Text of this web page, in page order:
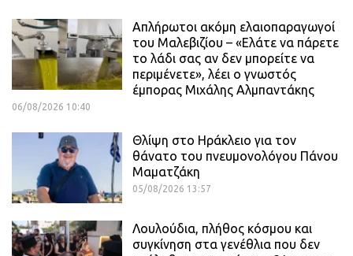
Απλήρωτοι ακόμη ελαιοπαραγωγοί
του Μαλεβιζίου – «Ελάτε να πάρετε
το λάδι σας αν δεν μπορείτε να
περιμένετε», λέει ο γνωστός
έμπορας Μιχάλης Αλμπαντάκης
06/08/2026 10:40
Θλίψη στο Ηράκλειο για τον
θάνατο του πνευμονολόγου Πάνου
Μαματζάκη
05/08/2026 13:57
Λουλούδια, πλήθος κόσμου και
συγκίνηση στα γενέθλια που δεν